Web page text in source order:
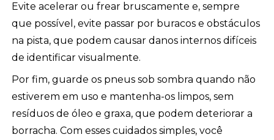
Evite acelerar ou frear bruscamente e, sempre
que possível, evite passar por buracos e obstáculos
na pista, que podem causar danos internos difíceis
de identificar visualmente.
Por fim, guarde os pneus sob sombra quando não
estiverem em uso e mantenha-os limpos, sem
resíduos de óleo e graxa, que podem deteriorar a
borracha. Com esses cuidados simples, você